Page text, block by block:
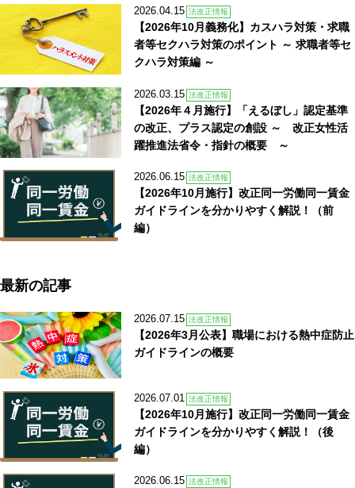
2026.04.15 法改正情報
【2026年10月義務化】カスハラ対策・求職
者等セクハラ対策のポイント ～ 求職者等セ
クハラ対策編 ～
2026.03.15 法改正情報
【2026年４月施行】「えるぼし」認定基準
の改正、プラス認定の創設 ～ 改正女性活
躍推進法省令・指針の概要 ～
2026.06.15 法改正情報
【2026年10月施行】改正同一労働同一賃金
ガイドラインを分かりやすく解説！（前
編）
最新の記事
2026.07.15 法改正情報
【2026年3月公表】職場における熱中症防止
ガイドラインの概要
2026.07.01 法改正情報
【2026年10月施行】改正同一労働同一賃金
ガイドラインを分かりやすく解説！（後
編）
2026.06.15 法改正情報